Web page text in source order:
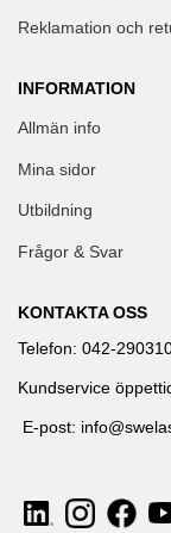
Reklamation och
INFORMATION
Allmän info
Mina sidor
Utbildning
Frågor & Svar
KONTAKTA OSS
Telefon: 042-
Kundservice
E-post: